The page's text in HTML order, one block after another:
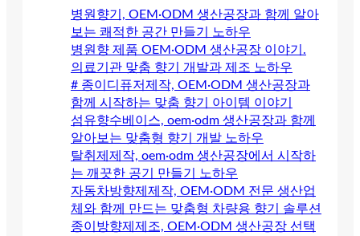
병원향기, OEM·ODM 생산공장과 함께 알아
보는 쾌적한 공간 만들기 노하우
병원향 제품 OEM·ODM 생산공장 이야기.
의료기관 맞춤 향기 개발과 제조 노하우
# 종이디퓨저제작, OEM·ODM 생산공장과
함께 시작하는 맞춤 향기 아이템 이야기
섬유향수베이스, oem·odm 생산공장과 함께
알아보는 맞춤형 향기 개발 노하우
탈취제제작, oem·odm 생산공장에서 시작하
는 깨끗한 공기 만들기 노하우
자동차방향제제작, OEM·ODM 전문 생산업
체와 함께 만드는 맞춤형 차량용 향기 솔루션
종이방향제제조, OEM·ODM 생산공장 선택